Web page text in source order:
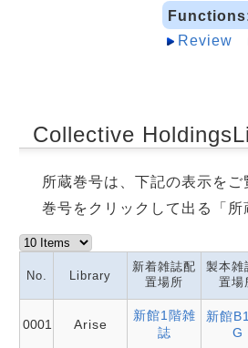
Review
Collective
所蔵巻号は、下記の表示をご
巻号をクリックして出る「
No. Library
新着雑誌配
置場所
製本雑
置場
0001 Arise
新館1階雑
誌
新館
G